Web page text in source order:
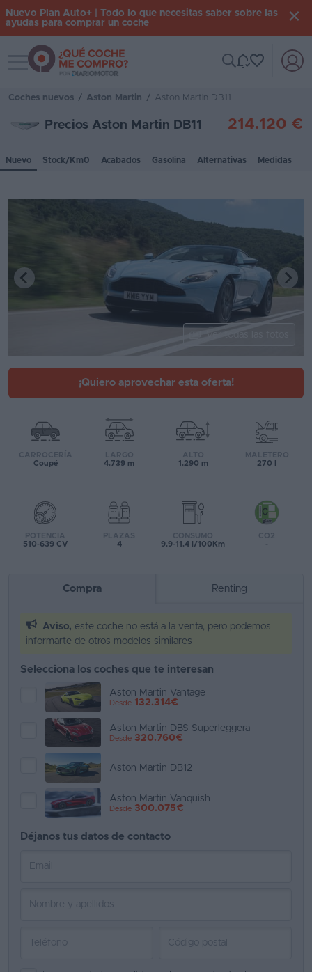
Iniciar
Coches
Stock
KM
Ofertas
Asistente
Comparador
Ventas
coches
2026
Nuevo Plan Auto+ | Todo lo que necesitas saber sobre las
ayudas para comprar un coche
Toggle navigation
Coches nuevos / Aston Martin / Aston Martin DB11
Precios Aston Martin DB11 214.120 €
Nuevo Stock/Km0 Acabados Gasolina Alternativas Medidas
¡Quiero aprovechar esta oferta!
CARROCERÍA
Coupé
LARGO
4.739 m
ALTO
1.290 m
MALETERO
270 l
POTENCIA
510-639 CV
PLAZAS
4
CONSUMO
9.9-11.4 l/100Km
CO2
-
Compra Renting
Aviso, este coche no está a la venta, pero podemos
informarte de otros modelos similares
Selecciona los coches que te interesan
Aston Martin Vantage
Desde 132.314€
Aston Martin DBS Superleggera
Desde 320.760€
Aston Martin DB12
Aston Martin Vanquish
Desde 300.075€
Déjanos tus datos de contacto